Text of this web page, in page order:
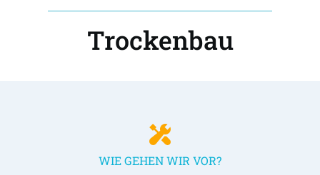
Trockenbau
WIE GEHEN WIR VOR?